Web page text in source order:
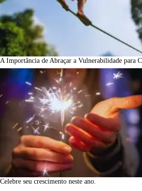
A Importância de Abraçar a Vulnerabilidade para
Celebre seu crescimento neste ano.